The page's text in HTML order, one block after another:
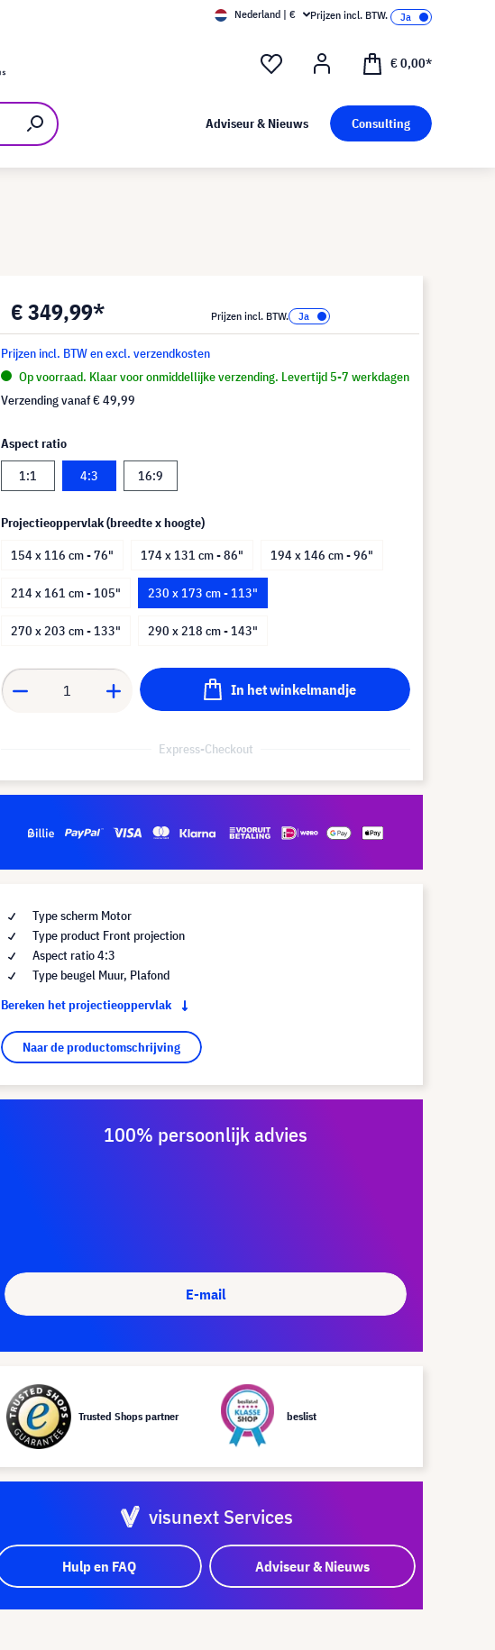
Nederland | € Prijzen incl. BTW.
€ 0,00*
Adviseur & Nieuws Consulting
€ 349,99* Prijzen incl. BTW.
Prijzen incl. BTW en excl. verzendkosten
Op voorraad. Klaar voor onmiddellijke verzending. Levertijd 5-7 werkdagen
Verzending vanaf€ 49,99
Aspect ratio
1:1
4:3 16:9
Projectieoppervlak (breedte x hoogte)
154 x 116 cm - 76"
174 x 131 cm - 86" 194 x 146 cm - 96"
214 x 161 cm - 105" 230 x 173 cm - 113"
270 x 203 cm - 133" 290 x 218 cm - 143"
In het winkelmandje
Express-Checkout
Type scherm Motor
Type product Front projection
Aspect ratio 4:3
Type beugel Muur, Plafond
Bereken het projectieoppervlak
Naar de productomschrijving
100% persoonlijk advies
E-mail
Trusted Shops partner beslist
visunext Services
Hulp en FAQ Adviseur & Nieuws